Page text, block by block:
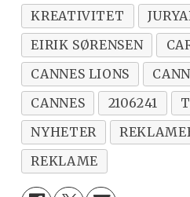
KREATIVITET
EIRIK SØRENSEN
CANNES LIONS
CANNES
2106241
NYHETER
REKLAME